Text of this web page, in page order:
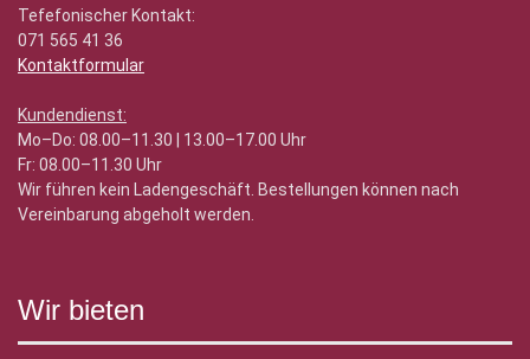
Tefefonischer Kontakt:
071 565 41 36
Kontaktformular
Kundendienst:
Mo–Do: 08.00–11.30 | 13.00–17.00 Uhr
Fr: 08.00–11.30 Uhr
Wir führen kein Ladengeschäft. Bestellungen können nach
Vereinbarung abgeholt werden.
Wir bieten